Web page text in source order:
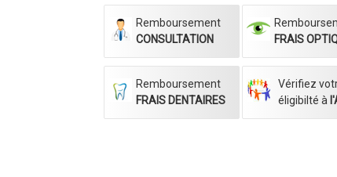
Remboursement
CONSULTATION
FRAIS
Remboursement
FRAIS DENTAIRES
Vérifiez
éligibilté à